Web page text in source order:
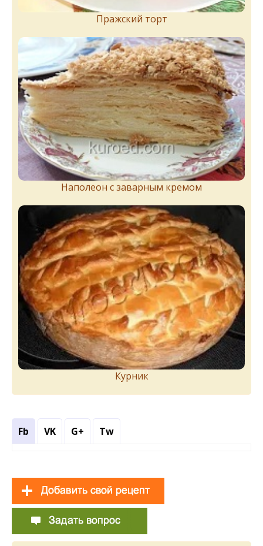
Пражский торт
Наполеон с заварным кремом
Курник
Fb VK G+ Tw